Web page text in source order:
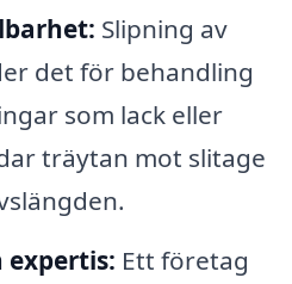
Slipning av
det för behandling
som lack eller
träytan mot slitage
expertis: Ett företag